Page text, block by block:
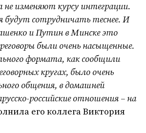
изменяют курсу интеграции.
будут сотрудничать теснее. И
и Путин в Минске это
были очень насыщенные.
формата, как сообщили
кругах, было очень
общения, в домашней
российские отношения – на
его коллега Виктория